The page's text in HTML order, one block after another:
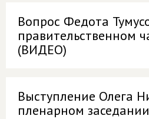
Вопрос Федота
правительственном
(ВИДЕО)
Выступление Олега
пленарном